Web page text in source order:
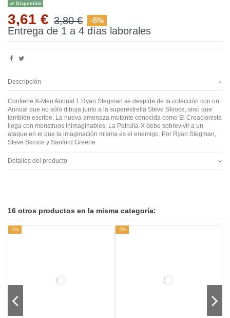
Disponible
3,61 € 3,80 € -5%
Entrega de 1 a 4 días laborales
Descripción
Contiene X-Men Annual 1 Ryan Stegman se despide de la colección con un
Annual que no sólo dibuja junto a la superestrella Steve Skroce, sino que
también escribe. La nueva amenaza mutante conocida como El Creacionista
llega con monstruos inimaginables. La Patrulla-X debe sobrevivir a un
ataque en el que la imaginación misma es el enemigo. Por Ryan Stegman,
Steve Skroce y Sanford Greene
Detalles del producto
16 otros productos en la misma categoría:
-5% -5%